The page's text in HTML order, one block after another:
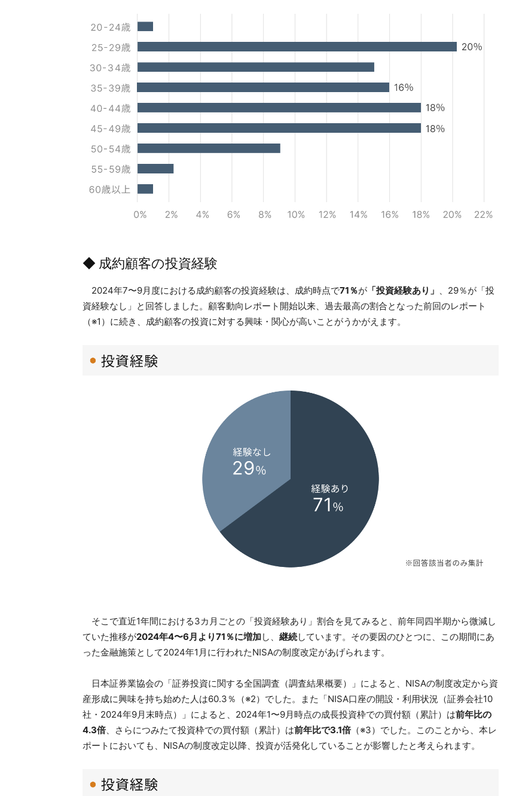
◆ 成約顧客の投資経験
2024年7〜9月度における成約顧客の投資経験は、成約時点で71％が 「投資経験あり」 、29％が「投
資経験なし」と回答しました。顧客動向レポート開始以来、過去最高の割合となった前回のレポート
（※1）に続き、成約顧客の投資に対する興味・関心が高いことがうかがえます。
そこで直近1年間における3カ月ごとの「投資経験あり」割合を見てみると、前年同四半期から微減し
ていた推移が2024年4〜6月より71％に増加 し、 継続しています。その要因のひとつに、この期間にあ
った金融施策として2024年1月に行われたNISAの制度改定があげられます。
日本証券業協会の「証券投資に関する全国調査（調査結果概要）」によると、NISAの制度改定から資
産形成に興味を持ち始めた人は60.3％（※2）でした。また「NISA口座の開設・利用状況（証券会社10
社・2024年9月末時点）」によると、2024年1〜9月時点の成長投資枠での買付額（累計）は前年比の
4.3倍、さらにつみたて投資枠での買付額（累計）は前年比で3.1倍 （※3）でした。このことから、本レ
ポートにおいても、NISAの制度改定以降、投資が活発化していることが影響したと考えられます。